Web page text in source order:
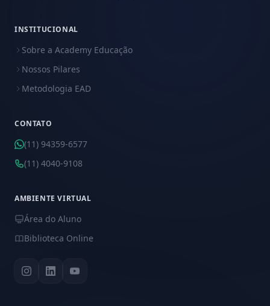
INSTITUCIONAL
Sobre a Academy Educação
Nossos Pilares
Metodologia EAD
CONTATO
(11) 94359-6577
(11) 4040-9108
AMBIENTE VIRTUAL
Área do Aluno
Biblioteca Online